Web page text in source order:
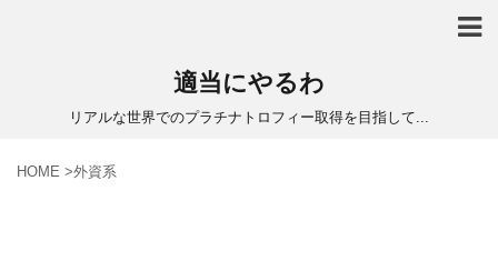
適当にやるわ
リアルな世界でのプラチナトロフィー取得を目指して...
HOME >外資系